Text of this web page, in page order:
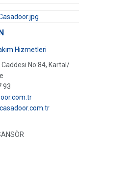
Hizmetleri
Caddesi No:84, Kartal/
93